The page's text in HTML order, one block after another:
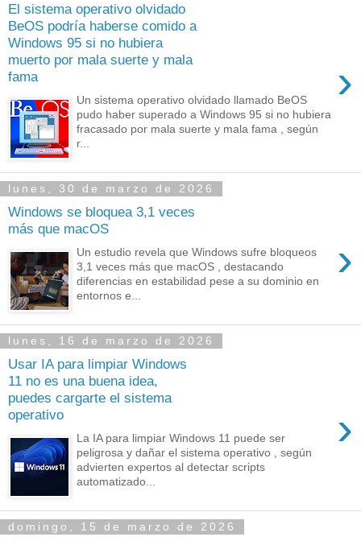
El sistema operativo olvidado
BeOS podría haberse comido a
Windows 95 si no hubiera
muerto por mala suerte y mala
fama
›
Un sistema operativo olvidado llamado BeOS
pudo haber superado a Windows 95 si no hubiera
fracasado por mala suerte y mala fama , según
r...
lunes, 30 de marzo de 2026
Windows se bloquea 3,1 veces
más que macOS
›
Un estudio revela que Windows sufre bloqueos
3,1 veces más que macOS , destacando
diferencias en estabilidad pese a su dominio en
entornos e...
lunes, 16 de marzo de 2026
Usar IA para limpiar Windows
11 no es una buena idea,
puedes cargarte el sistema
operativo
›
La IA para limpiar Windows 11 puede ser
peligrosa y dañar el sistema operativo , según
advierten expertos al detectar scripts
automatizado...
domingo, 15 de marzo de 2026